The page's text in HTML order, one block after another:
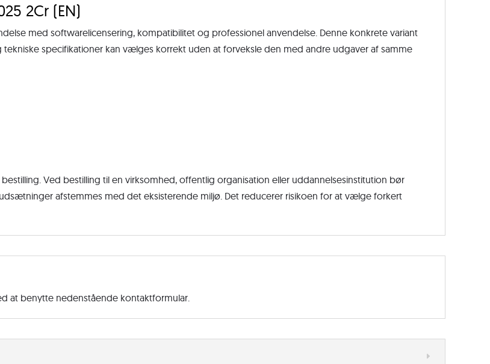
2Cr (EN)
med softwarelicensering, kompatibilitet og professionel anvendelse. Denne konkrete variant
specifikationer kan vælges korrekt uden at forveksle den med andre udgaver af samme
Ved bestilling til en virksomhed, offentlig organisation eller uddannelsesinstitution bør
afstemmes med det eksisterende miljø. Det reducerer risikoen for at vælge forkert
at benytte nedenstående kontaktformular.